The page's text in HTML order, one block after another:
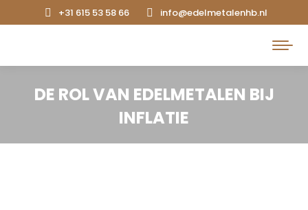
+31 615 53 58 66 info@edelmetalenhb.nl
Search:
DE ROL VAN EDELMETALEN BIJ
INFLATIE